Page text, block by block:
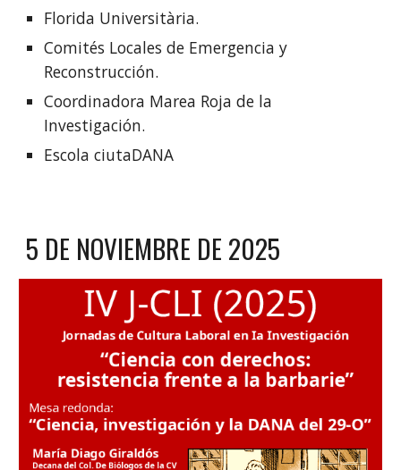
Florida Universitària.
Comités Locales de Emergencia y
Reconstrucción.
Coordinadora Marea Roja de la
Investigación.
Escola ciutaDANA
5 DE NOVIEMBRE DE 2025